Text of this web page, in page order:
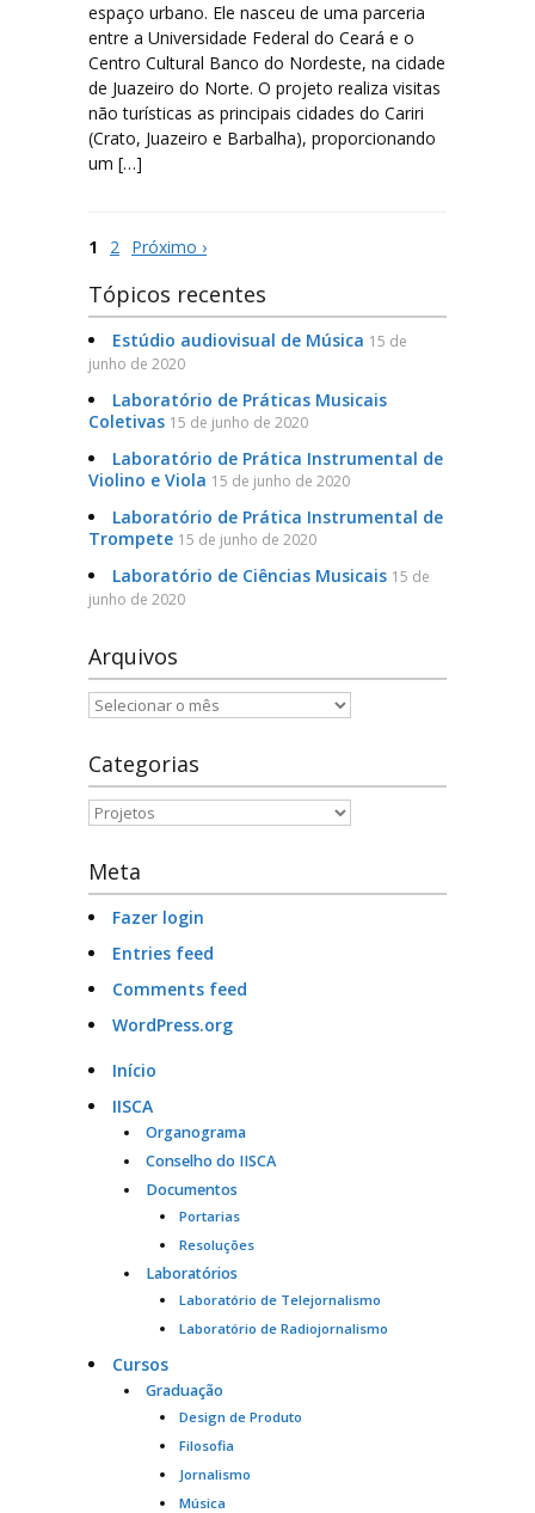
espaço urbano. Ele nasceu de uma parceria
entre a Universidade Federal do Ceará e o
Centro Cultural Banco do Nordeste, na cidade
de Juazeiro do Norte. O projeto realiza visitas
não turísticas as principais cidades do Cariri
(Crato, Juazeiro e Barbalha), proporcionando
um […]
1 2 Próximo ›
Tópicos recentes
Estúdio audiovisual de Música 15 de
junho de 2020
Laboratório de Práticas Musicais
Coletivas 15 de junho de 2020
Laboratório de Prática Instrumental de
Violino e Viola 15 de junho de 2020
Laboratório de Prática Instrumental de
Trompete 15 de junho de 2020
Laboratório de Ciências Musicais 15 de
junho de 2020
Arquivos
Arquivos
Categorias
Categorias
Meta
Fazer login
Entries feed
Comments feed
WordPress.org
Início
IISCA
Organograma
Conselho do IISCA
Documentos
Portarias
Resoluções
Laboratórios
Laboratório de Telejornalismo
Laboratório de Radiojornalismo
Cursos
Graduação
Design de Produto
Filosofia
Jornalismo
Música